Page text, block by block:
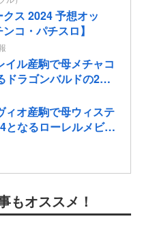
ス 2024 予想オッ
コ・パチスロ】
イル産駒で母メチャコ
ドラゴンバルドの2歳
ィオ産駒で母ウィステ
となるローレルメビウ
もオススメ！